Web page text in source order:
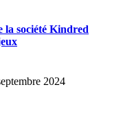
la société Kindred
2024